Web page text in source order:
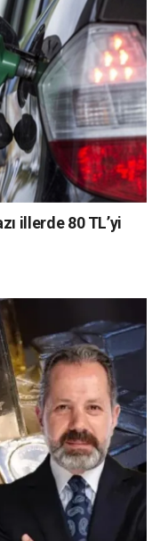
illerde 80 TL’yi